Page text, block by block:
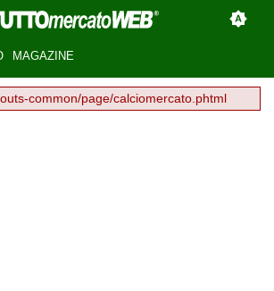
MAGAZINE
common/page/calciomercato.phtml